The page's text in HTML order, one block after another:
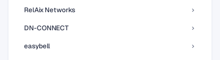
RelAix Networks
DN-CONNECT
easybell